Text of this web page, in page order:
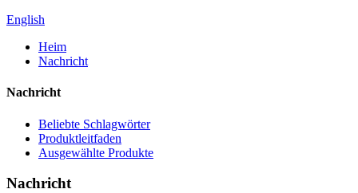
English
Heim
Nachricht
Nachricht
Beliebte Schlagwörter
Produktleitfaden
Ausgewählte Produkte
Nachricht